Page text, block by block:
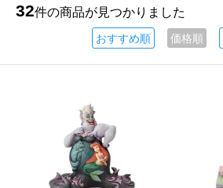
32件の商品が見つかりました
おすすめ順 価格順